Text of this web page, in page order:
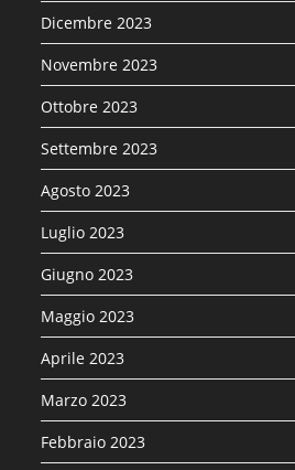
Dicembre 2023
Novembre 2023
Ottobre 2023
Settembre 2023
Agosto 2023
Luglio 2023
Giugno 2023
Maggio 2023
Aprile 2023
Marzo 2023
Febbraio 2023